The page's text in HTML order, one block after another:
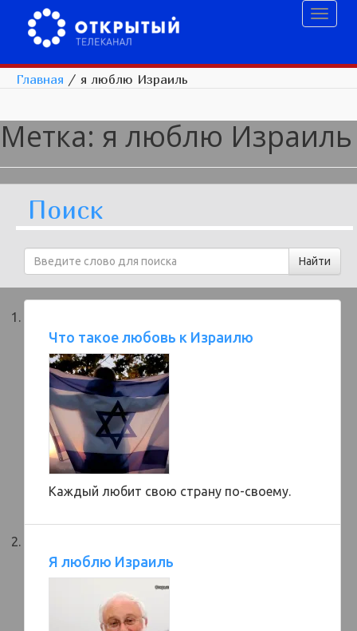
Главная / я люблю Израиль
Метка: я люблю Израиль
Поиск
Что такое любовь к Израилю
Каждый любит свою страну по-своему.
Я люблю Израиль